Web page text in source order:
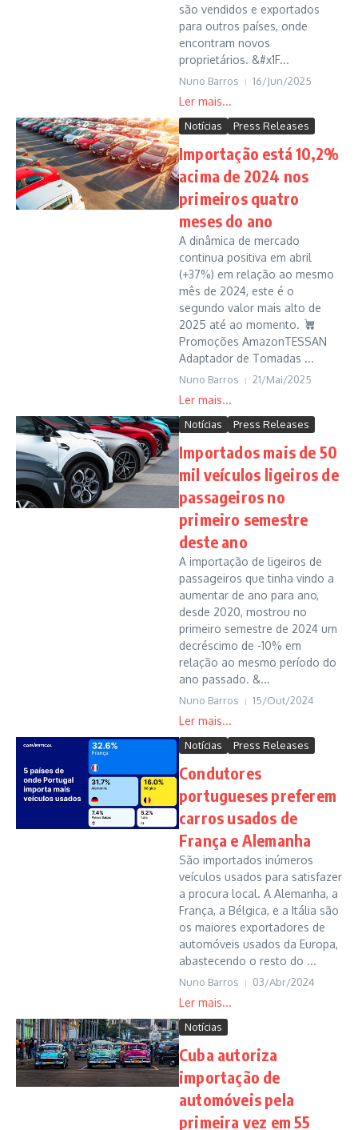
são vendidos e exportados
para outros países, onde
encontram novos
proprietários. &#x1F...
Nuno Barros 16/Jun/2025
Notícias Press Releases
Importação está 10,2%
acima de 2024 nos
primeiros quatro
meses do ano
A dinâmica de mercado
continua positiva em abril
(+37%) em relação ao mesmo
mês de 2024, este é o
segundo valor mais alto de
2025 até ao momento.
Promoções AmazonTESSAN
Adaptador de Tomadas ...
Nuno Barros 21/Mai/2025
Notícias Press Releases
Importados mais de 50
mil veículos ligeiros de
passageiros no
primeiro semestre
deste ano
A importação de ligeiros de
passageiros que tinha vindo a
aumentar de ano para ano,
desde 2020, mostrou no
primeiro semestre de 2024 um
decréscimo de -10% em
relação ao mesmo período do
ano passado. &...
Nuno Barros 15/Out/2024
Notícias Press Releases
Condutores
portugueses preferem
carros usados de
França e Alemanha
São importados inúmeros
veículos usados para satisfazer
a procura local. A Alemanha, a
França, a Bélgica, e a Itália são
os maiores exportadores de
automóveis usados da Europa,
abastecendo o resto do ...
Nuno Barros 03/Abr/2024
Notícias
Cuba autoriza
importação de
automóveis pela
primeira vez em 55